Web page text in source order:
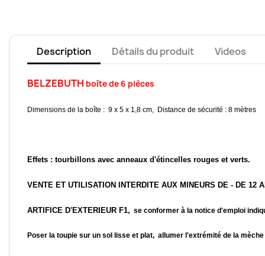
Description Détails du produit Videos
BELZEBUTH boîte de 6 pièces
Dimensions de la boîte : 9 x 5 x 1,8 cm, Distance de sécurité : 8 mètres
Effets : tourbillons avec anneaux d'étincelles rouges et verts.
VENTE ET UTILISATION INTERDITE AUX MINEURS DE - DE 12
ARTIFICE D'EXTERIEUR F1, se conformer à la notice d'emploi
Poser la toupie sur un sol lisse et plat, allumer l'extrémité de la